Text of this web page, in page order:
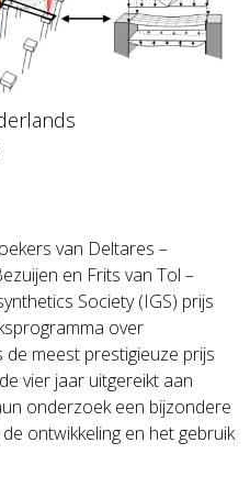
van Deltares –
en Frits van Tol –
Society (IGS) prijs
over
de meest prestigieuze prijs
vier jaar uitgereikt aan
onderzoek een bijzondere
ontwikkeling en het gebruik